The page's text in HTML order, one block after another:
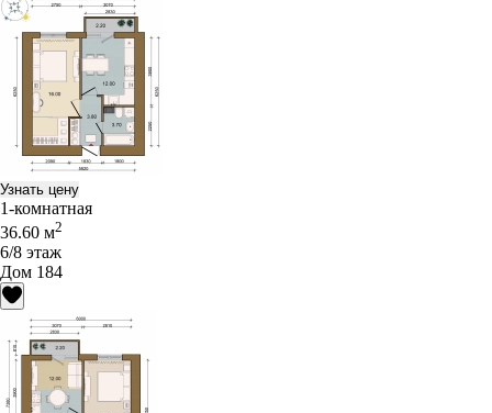
Узнать цену
1-комнатная
36.60 м2
6/8 этаж
Дом 184